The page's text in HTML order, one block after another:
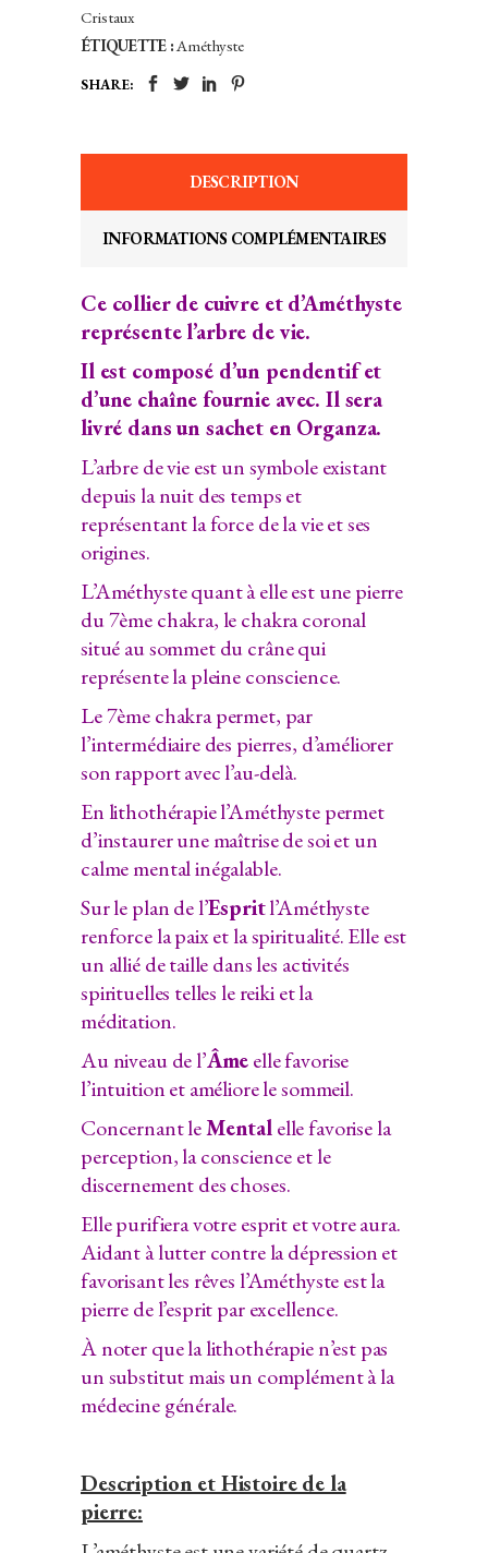
Naturelles
quantity
Cristaux
ÉTIQUETTE :Améthyste
SHARE:
DESCRIPTION
INFORMATIONS COMPLÉMENTAIRES
Ce collier de cuivre et d’Améthyste
représente l’arbre de vie.
Il est composé d’un pendentif et
d’une chaîne fournie avec. Il sera
livré dans un sachet en Organza.
L’arbre de vie est un symbole existant
depuis la nuit des temps et
représentant la force de la vie et ses
origines.
L’Améthyste quant à elle est une pierre
du 7ème chakra, le chakra coronal
situé au sommet du crâne qui
représente la pleine conscience.
Le 7ème chakra permet, par
l’intermédiaire des pierres, d’améliorer
son rapport avec l’au-delà.
En lithothérapie l’Améthyste permet
d’instaurer une maîtrise de soi et un
calme mental inégalable.
Sur le plan de l’Espritl’Améthyste
renforce la paix et la spiritualité. Elle est
un allié de taille dans les activités
spirituelles telles le reiki et la
méditation.
Au niveau de l’Âmeelle favorise
l’intuition et améliore le sommeil.
Concernant leMentalelle favorise la
perception, la conscience et le
discernement des choses.
Elle purifiera votre esprit et votre aura.
Aidant à lutter contre la dépression et
favorisant les rêves l’Améthyste est la
pierre de l’esprit par excellence.
À noter que la lithothérapie n’est pas
un substitut mais un complément à la
médecine générale.
Description et Histoire de la
pierre: